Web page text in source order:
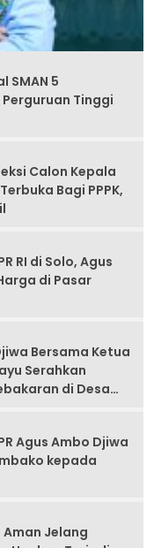
SMAN 5
Tinggi
Calon Kepala
Bagi PPPK,
RI di Solo, Agus
di Pasar
Bersama Ketua
Serahkan
di Desa
Agus Ambo Djiwa
kepada
Jelang